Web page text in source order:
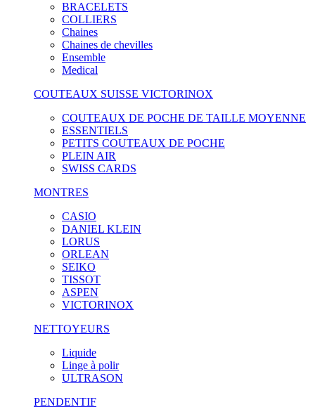
BRACELETS
COLLIERS
Chaines
Chaines de chevilles
Ensemble
Medical
COUTEAUX SUISSE VICTORINOX
COUTEAUX DE POCHE DE TAILLE MOYENNE
ESSENTIELS
PETITS COUTEAUX DE POCHE
PLEIN AIR
SWISS CARDS
MONTRES
CASIO
DANIEL KLEIN
LORUS
ORLEAN
SEIKO
TISSOT
ASPEN
VICTORINOX
NETTOYEURS
Liquide
Linge à polir
ULTRASON
PENDENTIF